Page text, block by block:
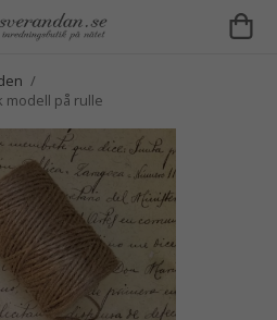
/
modell på rulle